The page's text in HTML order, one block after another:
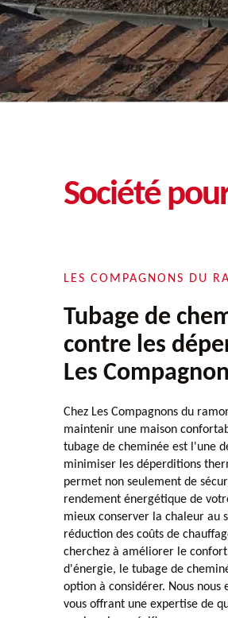
Société
LES COMPAGNONS DU
Tubage de
contre les
Les
Chez Les Compagnons du
maintenir une maison
tubage de cheminée est l'une
minimiser les déperditions
permet non seulement de
rendement énergétique de
mieux conserver la chaleur au
réduction des coûts de
cherchez à améliorer le
d'énergie, le tubage de
option à considérer. Nous nous
vous offrant une expertise de